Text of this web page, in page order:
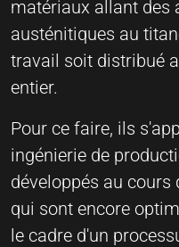
matériaux allant des
austénitiques au
travail soit distribué
entier.
Pour ce faire, ils
ingénierie de
développés au cours
qui sont encore
le cadre d'un